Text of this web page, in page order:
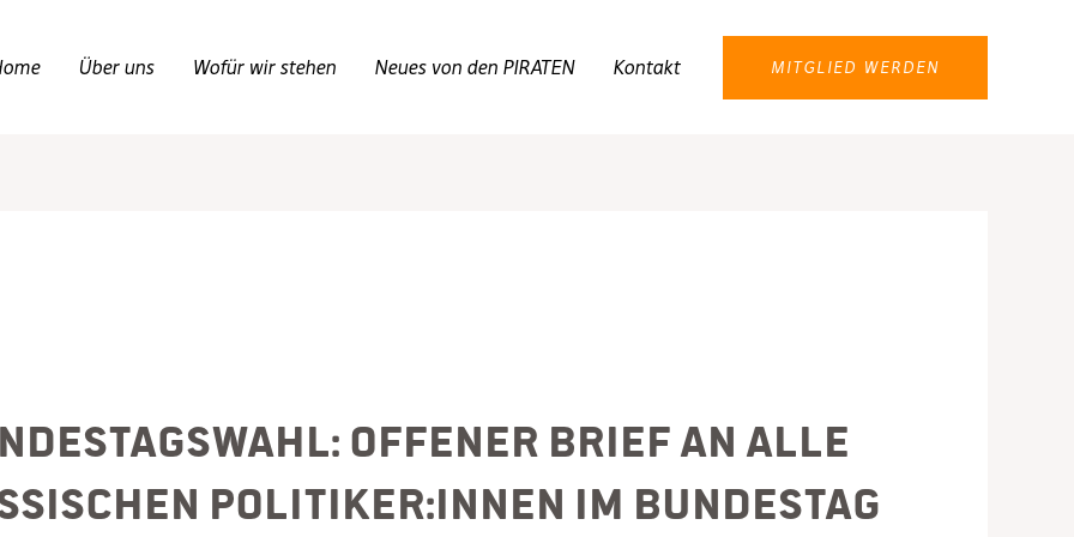
Über uns Wofür wir stehen Neues von den PIRATEN Kontakt MITGLIED WERDEN
Offener Brief an alle
Politiker:innen im Bundestag